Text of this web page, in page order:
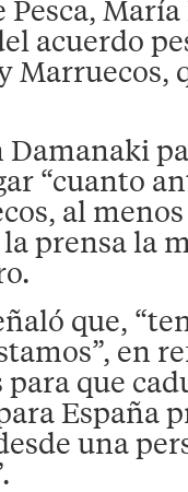
acuerdo
Marruecos,
Damanaki
“cuanto
al
prensa la
que,
en
que
España
una